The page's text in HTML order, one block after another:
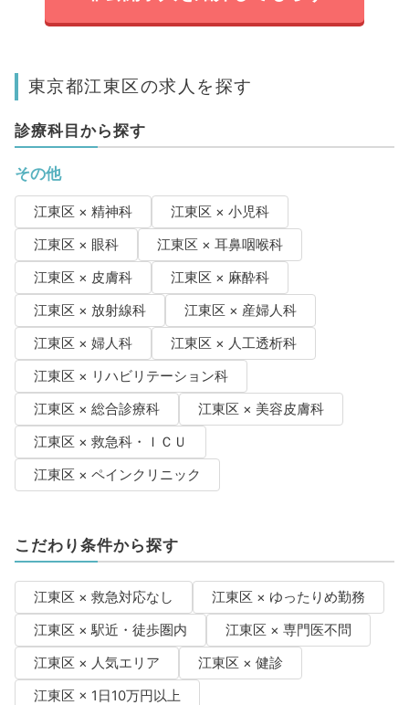
東京都江東区の求人を探す
診療科目から探す
その他
江東区 × 精神科
江東区 × 小児科
江東区 × 眼科
江東区 × 耳鼻咽喉科
江東区 × 皮膚科
江東区 × 麻酔科
江東区 × 放射線科
江東区 × 産婦人科
江東区 × 婦人科
江東区 × 人工透析科
江東区 × リハビリテーション科
江東区 × 総合診療科
江東区 × 美容皮膚科
江東区 × 救急科・ＩＣＵ
江東区 × ペインクリニック
こだわり条件から探す
江東区 × 救急対応なし
江東区 × ゆったりめ勤務
江東区 × 駅近・徒歩圏内
江東区 × 専門医不問
江東区 × 人気エリア
江東区 × 健診
江東区 × 1日10万円以上